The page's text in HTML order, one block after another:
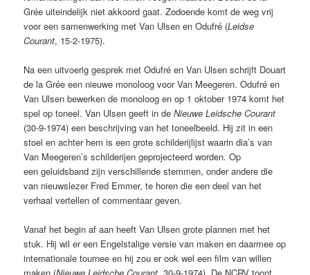
Grée uiteindelijk niet akkoord gaat. Zodoende komt de weg vrij
voor een samenwerking met Van Ulsen en Odufré (Leidse
Courant, 15-2-1975).
Na een uitvoerig gesprek met Odufré en Van Ulsen schrijft Douart
de la Grée een nieuwe monoloog voor Van Meegeren. Odufré en
Van Ulsen bewerken de monoloog en op 1 oktober 1974 komt het
spel op toneel. Van Ulsen geeft in deNieuwe Leidsche Courant
(30-9-1974) een beschrijving van het toneelbeeld. Hij zit in een
stoel en achter hem is een grote schilderijlijst waarin dia’s van
Van Meegeren’s schilderijen geprojecteerd worden. Op
een geluidsband zijn verschillende stemmen, onder andere die
van nieuwslezer Fred Emmer, te horen die een deel van het
verhaal vertellen of commentaar geven.
Vanaf het begin af aan heeft Van Ulsen grote plannen met het
stuk. Hij wil er een Engelstalige versie van maken en daarmee op
internationale tournee en hij zou er ook wel een film van willen